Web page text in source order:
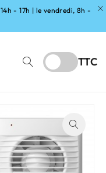
- 17h | le vendredi, 8h -
TTC